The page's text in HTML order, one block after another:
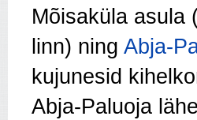
Mõisaküla asula
linn) ning Abja-
kujunesid
Abja-Paluoja